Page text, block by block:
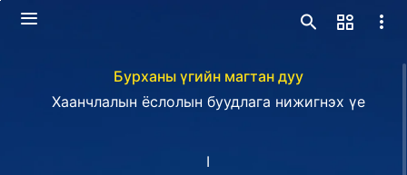
Бурханы үгийн магтан дуу
Хаанчлалын ёслолын буудлага нижигнэх үе
I